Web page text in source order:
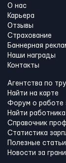
О нас
Карьера
Отзывы
Страхование
Баннерная
Наши награды
Контакты
Агентства по
Найти на карте
Форум о работе
Найти работника
Справочник
Статистика
Полезные статьи
Новости за